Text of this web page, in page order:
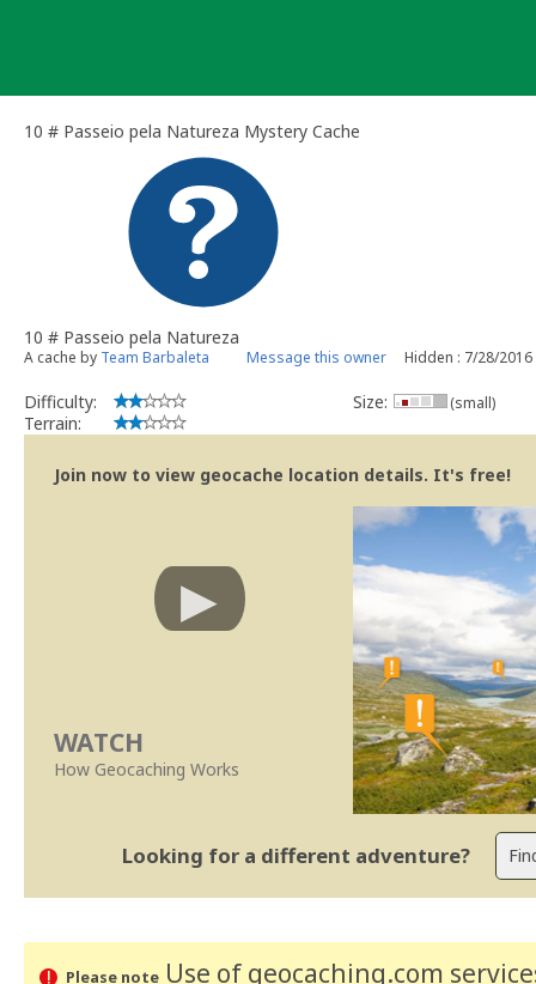
10 # Passeio pela Natureza Mystery Cache
10 # Passeio pela Natureza
A cache by Team Barbaleta Message this owner Hidden : 7/28/2016
Difficulty:
Terrain:
Size: (small)
Join now to view geocache location details. It's free!
WATCH
How Geocaching Works
Looking for a different adventure?
Please noteUse of geocaching.com